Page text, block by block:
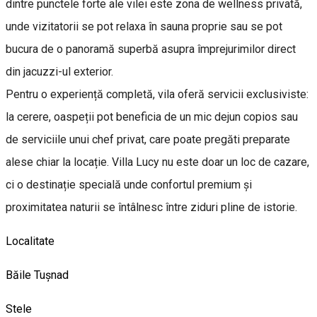
dintre punctele forte ale vilei este zona de wellness privată,
unde vizitatorii se pot relaxa în sauna proprie sau se pot
bucura de o panoramă superbă asupra împrejurimilor direct
din jacuzzi-ul exterior.
Pentru o experiență completă, vila oferă servicii exclusiviste:
la cerere, oaspeții pot beneficia de un mic dejun copios sau
de serviciile unui chef privat, care poate pregăti preparate
alese chiar la locație. Villa Lucy nu este doar un loc de cazare,
ci o destinație specială unde confortul premium și
proximitatea naturii se întâlnesc între ziduri pline de istorie.
Localitate
Băile Tușnad
Stele